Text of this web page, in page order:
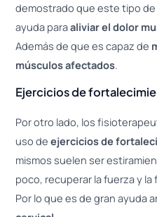
demostrado que este tipo
ayuda paraaliviar el dolor
Además de que es capaz de
músculos afectados.
Ejercicios de
Por otro lado, los
uso deejercicios de
mismos suelen ser
poco, recuperar la fuerza y
Por lo que es de gran ayuda